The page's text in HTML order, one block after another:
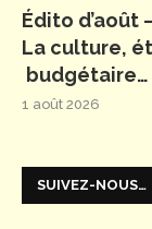
Édito d’août
La culture,
budgétaire…
1 août 2026
SUIVEZ-NOUS…